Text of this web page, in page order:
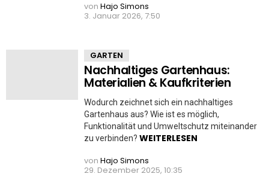
von Hajo Simons
3. Januar 2026, 7:50
GARTEN
Nachhaltiges Gartenhaus:
Materialien & Kaufkriterien
Wodurch zeichnet sich ein nachhaltiges
Gartenhaus aus? Wie ist es möglich,
Funktionalität und Umweltschutz miteinander
zu verbinden? WEITERLESEN
von Hajo Simons
29. Dezember 2025, 10:35